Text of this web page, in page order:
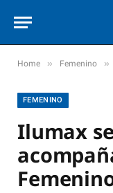
Home » Femenino »
FEMENINO
Ilumax